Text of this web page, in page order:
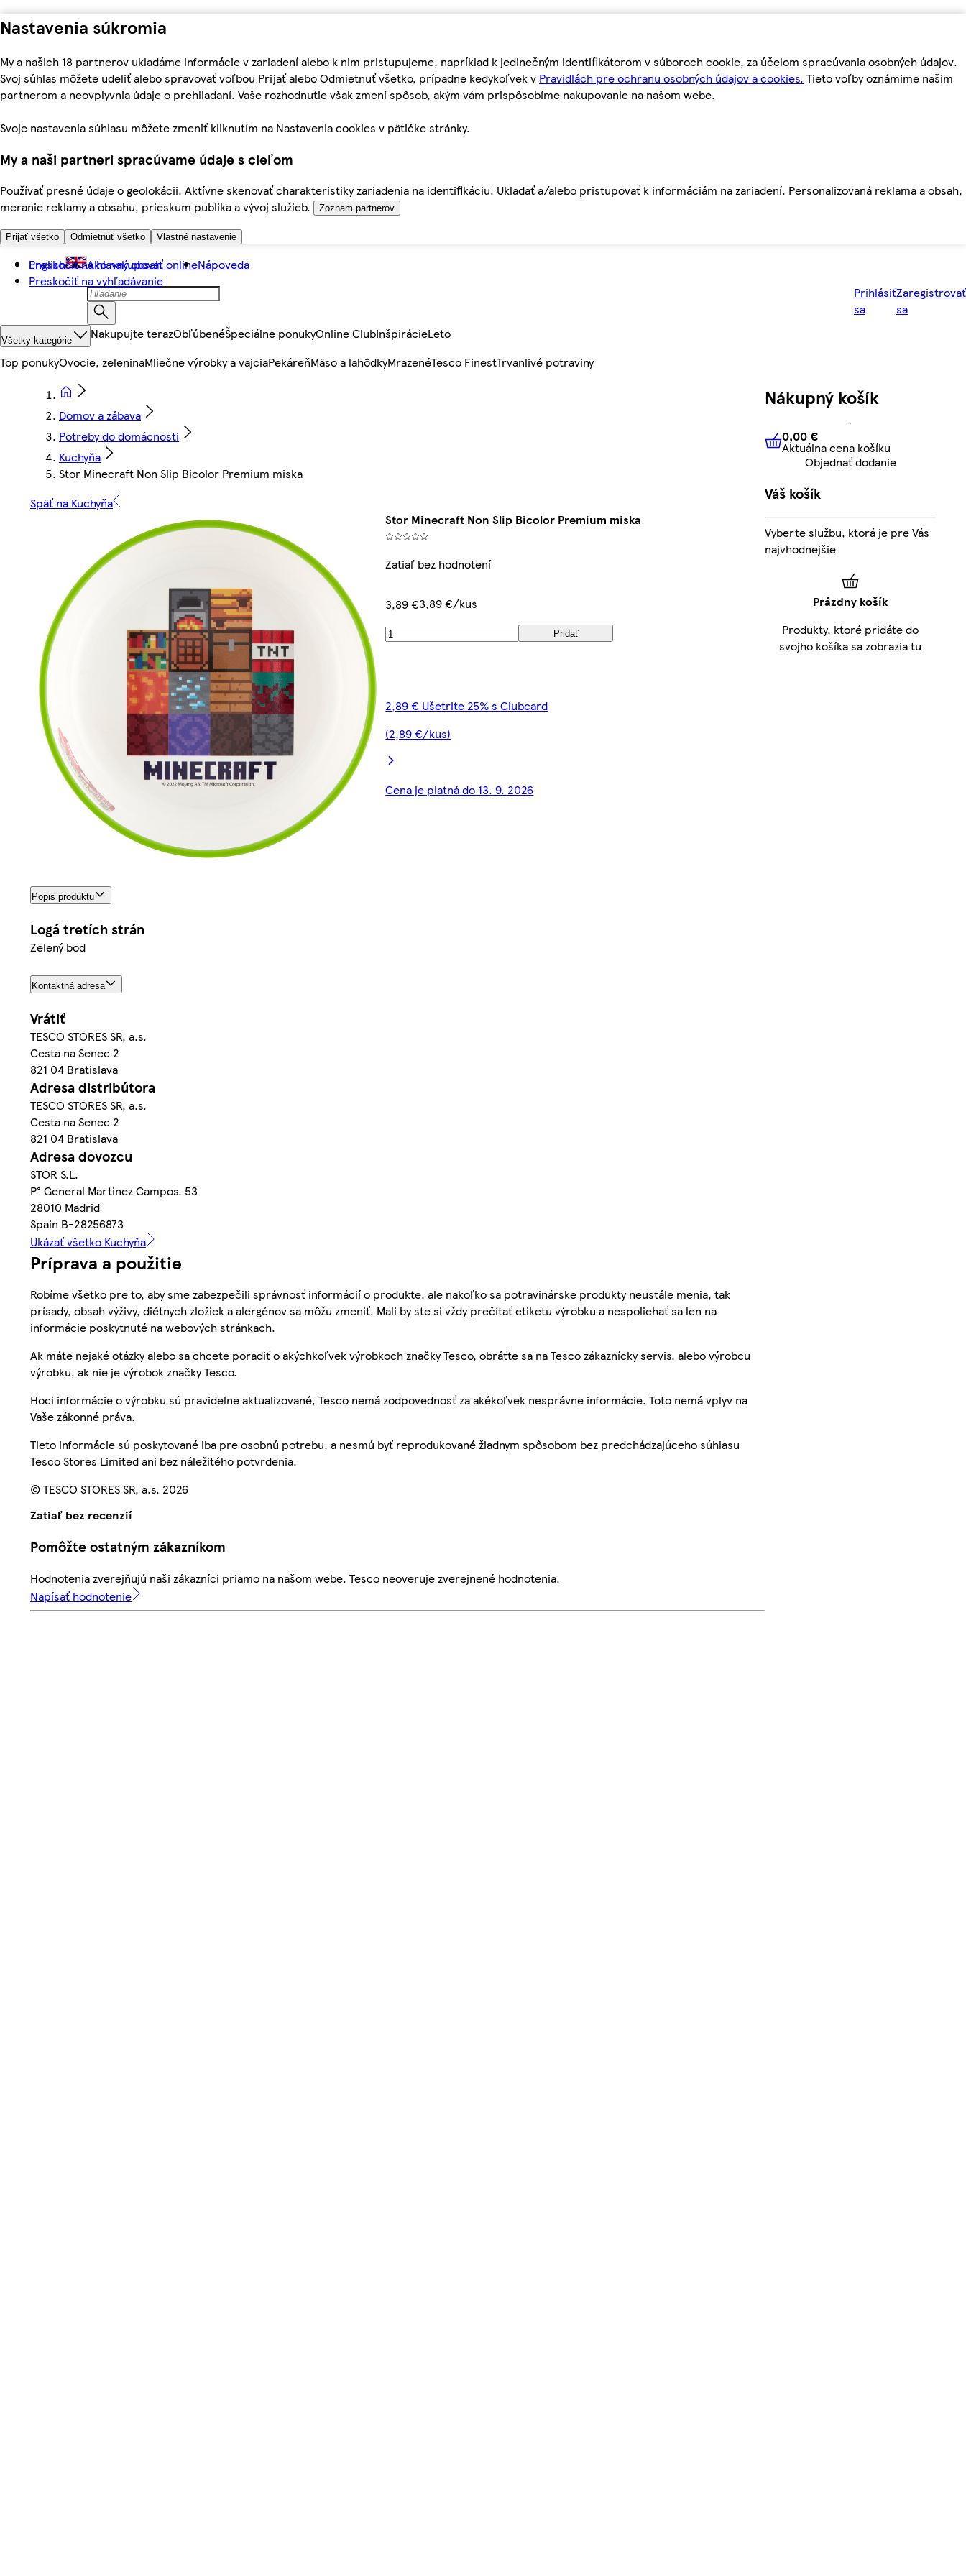
Nastavenia súkromia
My a našich 18 partnerov ukladáme informácie v zariadení alebo k nim pristupujeme, napríklad k jedinečným identifikátorom v súboroch cookie, za účelom spracúvania osobných údajov.
Svoj súhlas môžete udeliť alebo spravovať voľbou Prijať alebo Odmietnuť všetko, prípadne kedykoľvek v Pravidlách pre ochranu osobných údajov a cookies. Tieto voľby oznámime našim
partnerom a neovplyvnia údaje o prehliadaní. Vaše rozhodnutie však zmení spôsob, akým vám prispôsobíme nakupovanie na našom webe.
Svoje nastavenia súhlasu môžete zmeniť kliknutím na Nastavenia cookies v pätičke stránky.
My a naši partneri spracúvame údaje s cieľom
Používať presné údaje o geolokácii. Aktívne skenovať charakteristiky zariadenia na identifikáciu. Ukladať a/alebo pristupovať k informáciám na zariadení. Personalizovaná reklama a obsah,
meranie reklamy a obsahu, prieskum publika a vývoj služieb.
Zoznam partnerov
Prijať všetko Odmietnuť všetko Vlastné nastavenie
Preskočiť na hlavný obsah
Preskočiť na vyhľadávanie
English Ako nakupovať onlineNápoveda
Prihlásiť
sa
Zaregistrovať
sa
Všetky kategórie Nakupujte terazObľúbenéŠpeciálne ponukyOnline ClubInšpirácieLeto
Top ponukyOvocie, zeleninaMliečne výrobky a vajciaPekáreňMäso a lahôdkyMrazenéTesco FinestTrvanlivé potraviny
Domov a zábava
Potreby do domácnosti
Kuchyňa
Stor Minecraft Non Slip Bicolor Premium miska
Späť na Kuchyňa
Stor Minecraft Non Slip Bicolor Premium miska
Zatiaľ bez hodnotení
3,89 €3,89 €/kus
Pridať
2,89 € Ušetrite 25% s Clubcard
(2,89 €/kus)
Cena je platná do 13. 9. 2026
Popis produktu
Logá tretích strán
Zelený bod
Kontaktná adresa
Vrátiť
TESCO STORES SR, a.s.
Cesta na Senec 2
821 04 Bratislava
Adresa distribútora
TESCO STORES SR, a.s.
Cesta na Senec 2
821 04 Bratislava
Adresa dovozcu
STOR S.L.
P° General Martinez Campos. 53
28010 Madrid
Spain B-28256873
Ukázať všetko Kuchyňa
Príprava a použitie
Robíme všetko pre to, aby sme zabezpečili správnosť informácií o produkte, ale nakoľko sa potravinárske produkty neustále menia, tak
prísady, obsah výživy, diétnych zložiek a alergénov sa môžu zmeniť. Mali by ste si vždy prečítať etiketu výrobku a nespoliehať sa len na
informácie poskytnuté na webových stránkach.
Ak máte nejaké otázky alebo sa chcete poradiť o akýchkoľvek výrobkoch značky Tesco, obráťte sa na Tesco zákaznícky servis, alebo výrobcu
výrobku, ak nie je výrobok značky Tesco.
Hoci informácie o výrobku sú pravidelne aktualizované, Tesco nemá zodpovednosť za akékoľvek nesprávne informácie. Toto nemá vplyv na
Vaše zákonné práva.
Tieto informácie sú poskytované iba pre osobnú potrebu, a nesmú byť reprodukované žiadnym spôsobom bez predchádzajúceho súhlasu
Tesco Stores Limited ani bez náležitého potvrdenia.
© TESCO STORES SR, a.s. 2026
Zatiaľ bez recenzií
Pomôžte ostatným zákazníkom
Hodnotenia zverejňujú naši zákazníci priamo na našom webe. Tesco neoveruje zverejnené hodnotenia.
Napísať hodnotenie
Nákupný košík
0,00 € Aktuálna cena košíku
0,00 €
Aktuálna cena košíku
Objednať dodanie
Váš košík
Vyberte službu, ktorá je pre Vás
najvhodnejšie
Prázdny košík
Produkty, ktoré pridáte do
svojho košíka sa zobrazia tu